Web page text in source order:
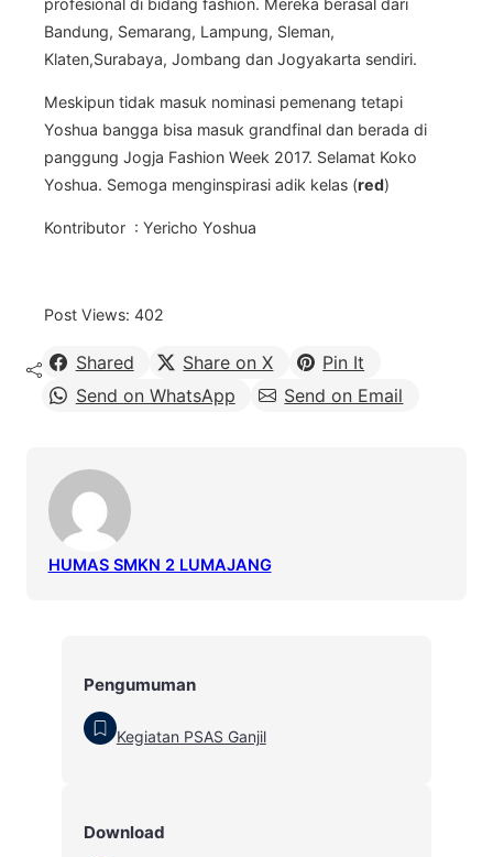
Bandung, Semarang, Lampung, Sleman,
Klaten,Surabaya, Jombang dan Jogyakarta sendiri.
Meskipun tidak masuk nominasi pemenang tetapi
Yoshua bangga bisa masuk grandfinal dan berada di
panggung Jogja Fashion Week 2017. Selamat Koko
Yoshua. Semoga menginspirasi adik kelas (red)
Kontributor : Yericho Yoshua
Post Views: 402
Shared Share on X
Pin It
Send on WhatsApp
Send on Email
HUMAS SMKN 2 LUMAJANG
Pengumuman
Kegiatan PSAS Ganjil
Download